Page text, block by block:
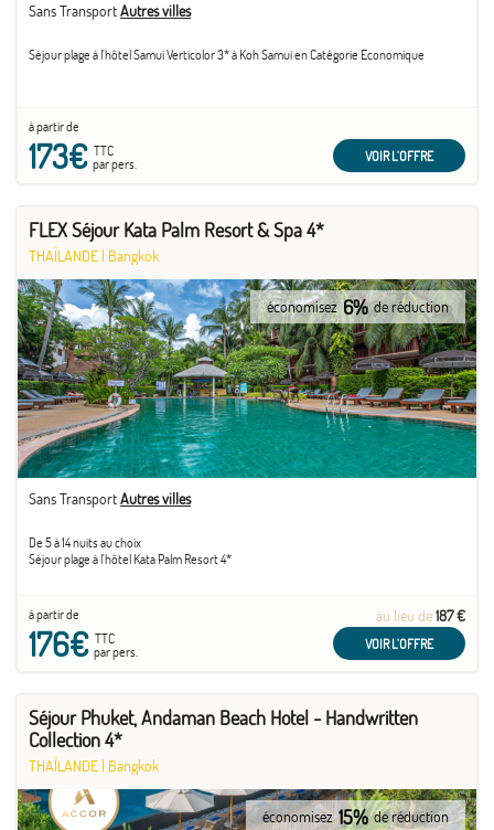
Sans TransportAutres villes
Séjour plage à l'hôtel Samui Verticolor 3* à Koh Samui en Catégorie Economique
à partir de
173€TTC
par pers.
VOIR L'OFFRE
FLEX Séjour Kata Palm Resort & Spa 4*
THAÏLANDE | Bangkok
économisez 6% de réduction
Sans TransportAutres villes
De 5 à 14 nuits au choix
Séjour plage à l'hôtel Kata Palm Resort 4*
à partir de
176€TTC
par pers.
au lieu de187 €
VOIR L'OFFRE
Séjour Phuket, Andaman Beach Hotel - Handwritten
Collection 4*
THAÏLANDE | Bangkok
économisez 15% de réduction